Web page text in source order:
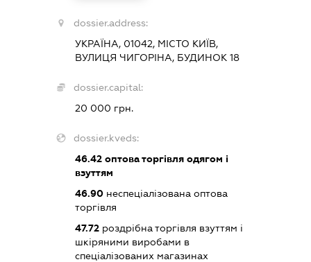
dossier.address:
УКРАЇНА, 01042, МІСТО КИЇВ,
ВУЛИЦЯ ЧИГОРІНА, БУДИНОК 18
dossier.capital:
20 000 грн.
dossier.kveds:
46.42 оптова торгівля одягом і
взуттям
46.90 неспеціалізована оптова
торгівля
47.72 роздрібна торгівля взуттям і
шкіряними виробами в
спеціалізованих магазинах